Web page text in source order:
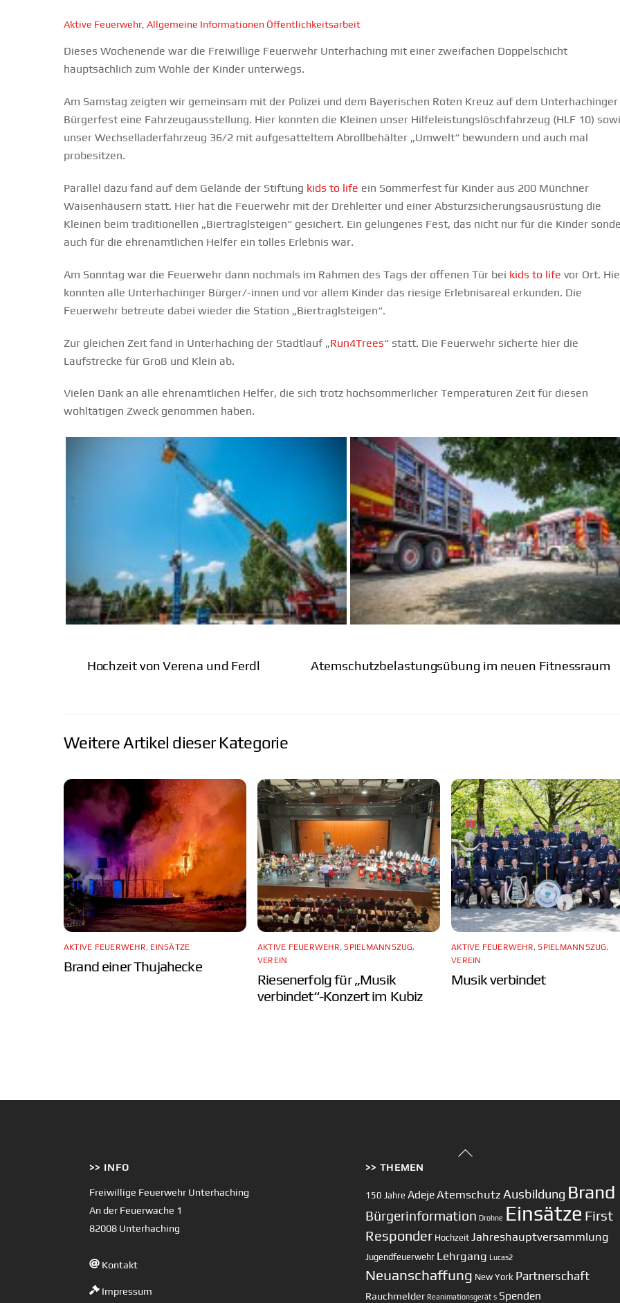
Aktive Feuerwehr Allgemeine Informationen Öffentlichkeitsarbeit
Dieses Wochenende war die Freiwillige Feuerwehr Unterhaching mit einer zweifachen Doppelschicht
hauptsächlich zum Wohle der Kinder unterwegs.
Am Samstag zeigten wir gemeinsam mit der Polizei und dem Bayerischen Roten Kreuz auf dem Unterhachinger
Bürgerfest eine Fahrzeugausstellung. Hier konnten die Kleinen unser Hilfeleistungslöschfahrzeug (HLF 10)
unser Wechselladerfahrzeug 36/2 mit aufgesatteltem Abrollbehälter „Umwelt“ bewundern und auch mal
probesitzen.
Parallel dazu fand auf dem Gelände der Stiftung kids to life ein Sommerfest für Kinder aus 200 Münchner
Waisenhäusern statt. Hier hat die Feuerwehr mit der Drehleiter und einer Absturzsicherungsausrüstung die
Kleinen beim traditionellen „Biertraglsteigen“ gesichert. Ein gelungenes Fest, das nicht nur für die Kinder
auch für die ehrenamtlichen Helfer ein tolles Erlebnis war.
Am Sonntag war die Feuerwehr dann nochmals im Rahmen des Tags der offenen Tür bei kids to life vor Ort.
konnten alle Unterhachinger Bürger/-innen und vor allem Kinder das riesige Erlebnisareal erkunden. Die
Feuerwehr betreute dabei wieder die Station „Biertraglsteigen“.
Zur gleichen Zeit fand in Unterhaching der Stadtlauf „Run4Trees“ statt. Die Feuerwehr sicherte hier die
Laufstrecke für Groß und Klein ab.
Vielen Dank an alle ehrenamtlichen Helfer, die sich trotz hochsommerlicher Temperaturen Zeit für diesen
wohltätigen Zweck genommen haben.
Hochzeit von Verena und Ferdl Atemschutzbelastungsübung im neuen Fitnessraum
AKTIVE FEUERWEHR, EINSÄTZE
Brand einer Thujahecke
AKTIVE FEUERWEHR,SPIELMANNSZUG,
VEREIN
Riesenerfolg für „Musik
verbindet“-Konzert im Kubiz
AKTIVE FEUERWEHR,SPIELMANNSZUG,
VEREIN
Musik verbindet
Back
>> INFO
Freiwillige Feuerwehr Unterhaching
An der Feuerwache 1
82008 Unterhaching
Kontakt
Impressum
>> THEMEN
150 Jahre AdejeAtemschutz Ausbildung Brand
Bürgerinformation Drohne Einsätze First
Responder Hochzeit Jahreshauptversammlung
Jugendfeuerwehr Lehrgang Lucas2
Neuanschaffung New York Partnerschaft
Rauchmelder Reanimationsgerät s Spenden